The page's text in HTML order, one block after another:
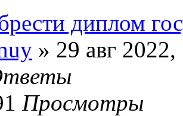
диплом
» 29 авг
Просмотры